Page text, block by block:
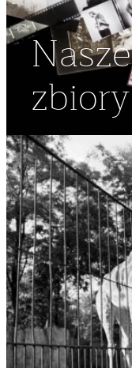
Nasze
zbiory